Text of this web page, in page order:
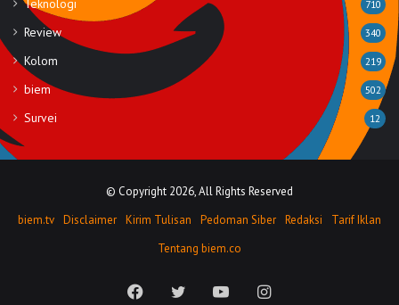
Teknologi 710
Review 340
Kolom 219
biem 502
Survei 12
© Copyright 2026, All Rights Reserved
biem.tv Disclaimer Kirim Tulisan Pedoman Siber Redaksi
Tarif Iklan
Tentang biem.co
FacebookTwitter YouTubeInstagram